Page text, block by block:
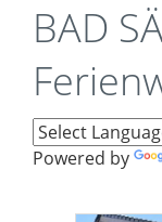
BAD
Powered by